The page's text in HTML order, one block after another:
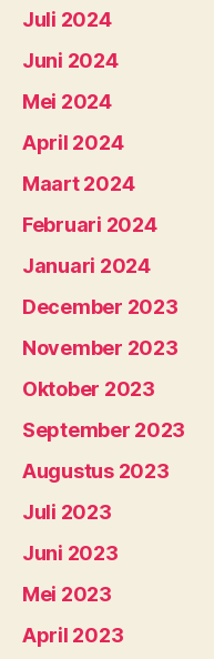
Juli 2024
Juni 2024
Mei 2024
April 2024
Maart 2024
Februari 2024
Januari 2024
December 2023
November 2023
Oktober 2023
September 2023
Augustus 2023
Juli 2023
Juni 2023
Mei 2023
April 2023